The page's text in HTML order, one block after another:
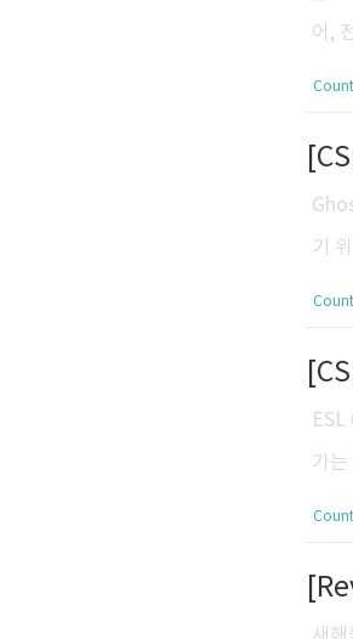
D..
어,
발
당
할
도
기
s 마
0승
옵
가
없
패드